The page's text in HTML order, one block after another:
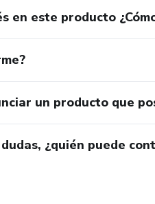
en este producto
un producto que
¿quién puede